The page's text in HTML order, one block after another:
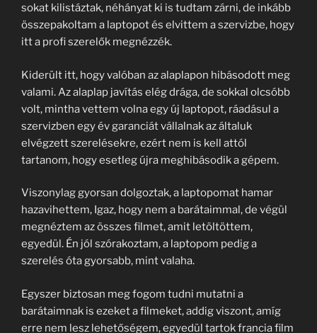
sokat kilistáztak, néhányat ki is tudtam zárni, de inkább
összepakoltam a laptopot és elvittem a szervizbe, hogy
itt a profi szerelők megnézzék.
Kiderült itt, hogy valóban az alaplapon hibásodott meg
valami. Az alaplap javítás elég drága, de sokkal olcsóbb
volt, mintha vettem volna egy új laptopot, ráadásul a
szervizben egy év garanciát vállalnak az általuk
elvégzett szerelésekre, ezért nem is kell attól
tartanom, hogy esetleg újra meghibásodik a gépem.
Viszonylag gyorsan dolgoztak, a laptopomat hamar
hazavihettem, Igaz, hogy nem a barátaimmal, de végül
megnéztem az összes filmet, amit letöltöttem,
egyedül. Én jól szórakoztam, a laptopom pedig a
szerelés óta gyorsabb, mint valaha.
Egyszer biztosan meg fogom tudni mutatni a
barátaimnak is ezeket a filmeket, addig viszont, amíg
erre nem lesz lehetőségem, egyedül tartok francia film